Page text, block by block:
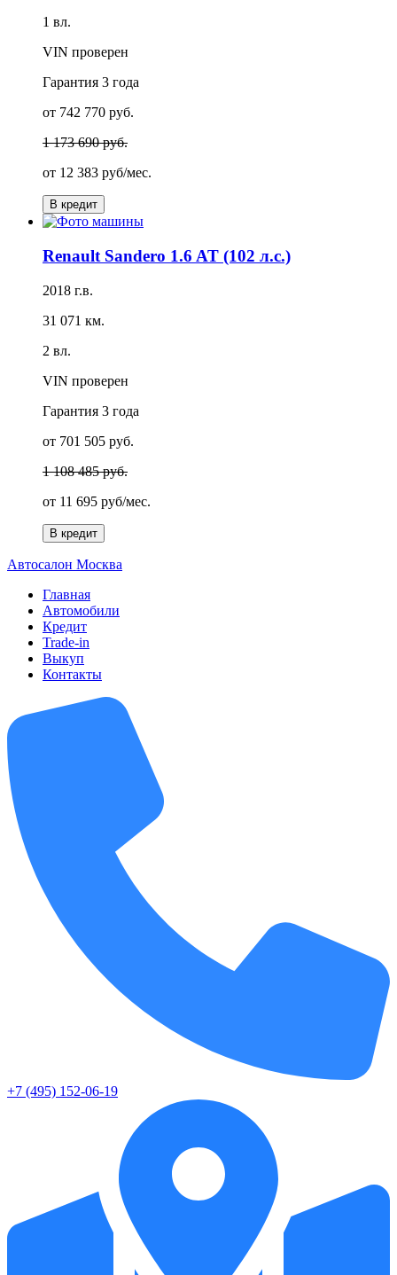
1 вл.
VIN проверен
Гарантия 3 года
от 742 770 руб.
1 173 690 руб.
от 12 383 руб/мес.
В кредит
Renault Sandero 1.6 AT (102 л.с.)
2018 г.в.
31 071 км.
2 вл.
VIN проверен
Гарантия 3 года
от 701 505 руб.
1 108 485 руб.
от 11 695 руб/мес.
В кредит
Автосалон Москва
Главная
Автомобили
Кредит
Trade-in
Выкуп
Контакты
+7 (495) 152-06-19